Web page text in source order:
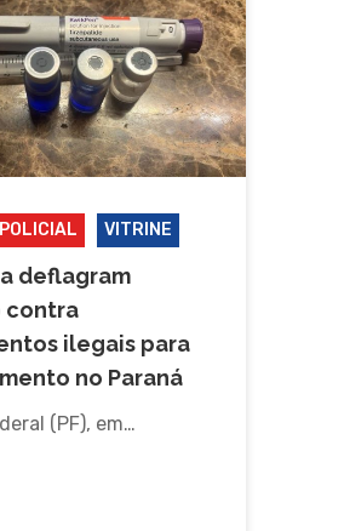
POLICIAL VITRINE
deflagram
contra
ilegais para
no Paraná
(PF), em…